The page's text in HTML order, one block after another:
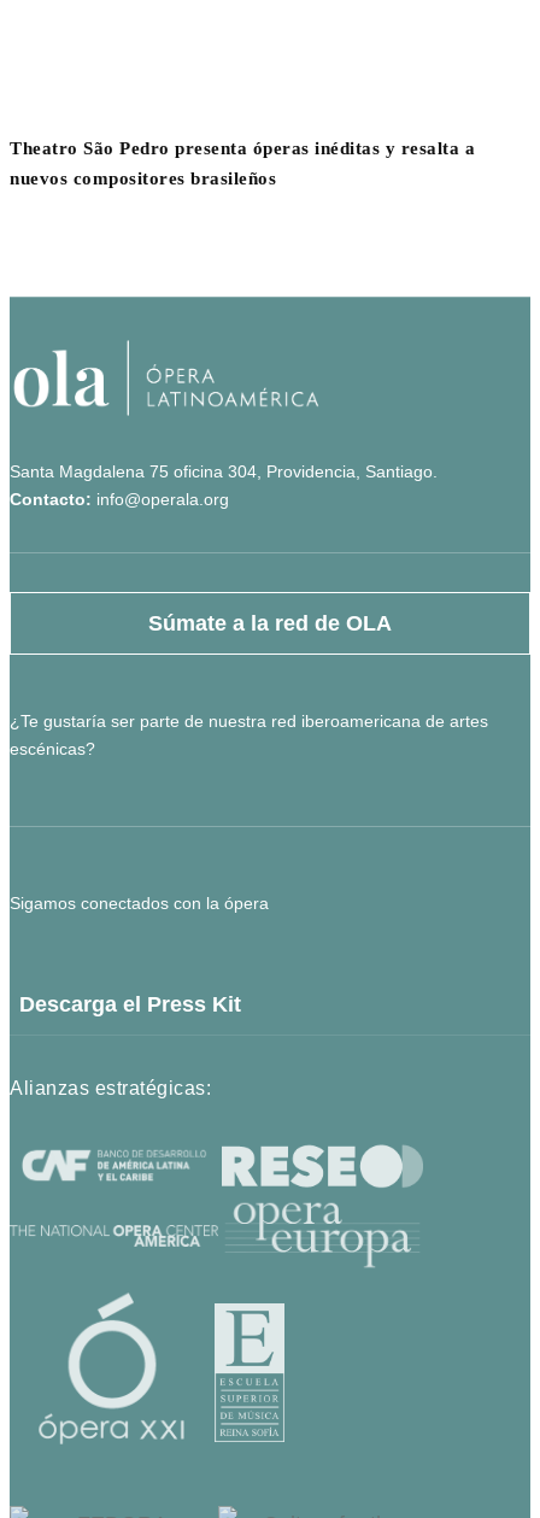
Theatro São Pedro presenta óperas inéditas y resalta a
nuevos compositores brasileños
Santa Magdalena 75 oficina 304, Providencia, Santiago.
Contacto: info@operala.org
Súmate a la red de OLA
¿Te gustaría ser parte de nuestra red iberoamericana de artes
escénicas?
Sigamos conectados con la ópera
Descarga el Press Kit
Alianzas estratégicas: